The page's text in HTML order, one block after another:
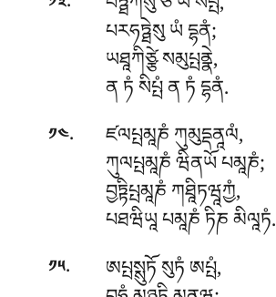
པརཧཏྠེསུ ཡཾ དྷནཾ;
ཡཐཱཀིཙྩེསམུཔྤནྣེ,
ན ཏཾ སིཔྤཾ ན ཏཾ དྷནཾ.
༡༤. ཛལཔྤམཱཎཾ ཀུམུདྡནཱལཾ,
ཀུལཔྤམཱཎཾ ཝིནཡོ པམཱཎཾ;
བྱཏྟིཔྤམཱཎཾ ཀཐཱིཏཝཱཀྱཾ,
པཐཝིཡཱ པམཱཎཾ ཏིཎ མིལཱཏཾ.
༡༥. ཨཔྤསྶུཏོ སུཏཾ ཨཔྤཾ,